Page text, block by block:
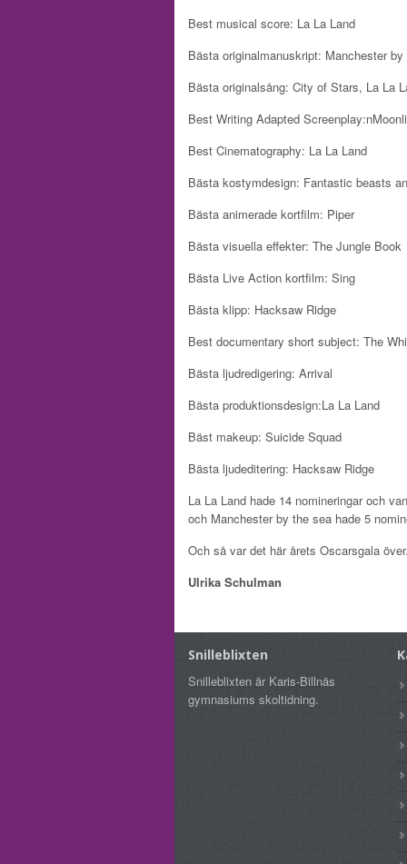
Best musical score: La La Land
Bästa originalmanuskript: Manchester
Bästa originalsång: City of Stars, La La
Best Writing Adapted Screenplay:n
Best Cinematography: La La Land
Bästa kostymdesign: Fantastic beasts
Bästa animerade kortfilm: Piper
Bästa visuella effekter: The Jungle Book
Bästa Live Action kortfilm: Sing
Bästa klipp: Hacksaw Ridge
Best documentary short subject: The
Bästa ljudredigering: Arrival
Bästa produktionsdesign:La La Land
Bäst makeup: Suicide Squad
Bästa ljudeditering: Hacksaw Ridge
La La Land hade 14 nomineringar och
och Manchester by the sea hade 5
Och så var det här årets Oscarsgala över.
Ulrika Schulman
Snilleblixten
Snilleblixten är Karis-Billnäs
gymnasiums skoltidning.